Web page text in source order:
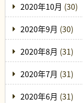
2020年10月 (30)
2020年9月 (30)
2020年8月 (31)
2020年7月 (31)
2020年6月 (31)